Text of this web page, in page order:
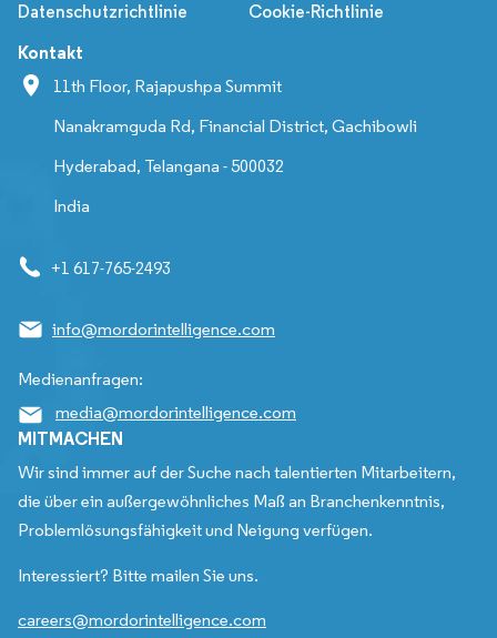
Datenschutzrichtlinie Cookie-Richtlinie
Kontakt
11th Floor, Rajapushpa Summit
Nanakramguda Rd, Financial District, Gachibowli
Hyderabad, Telangana - 500032
India
+1 617-765-2493
info@mordorintelligence.com
Medienanfragen:
media@mordorintelligence.com
MITMACHEN
Wir sind immer auf der Suche nach talentierten Mitarbeitern,
die über ein außergewöhnliches Maß an Branchenkenntnis,
Problemlösungsfähigkeit und Neigung verfügen.
Interessiert? Bitte mailen Sie uns.
careers@mordorintelligence.com